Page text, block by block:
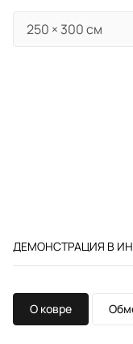
ДЕМОНСТРАЦИЯ В
О ковре